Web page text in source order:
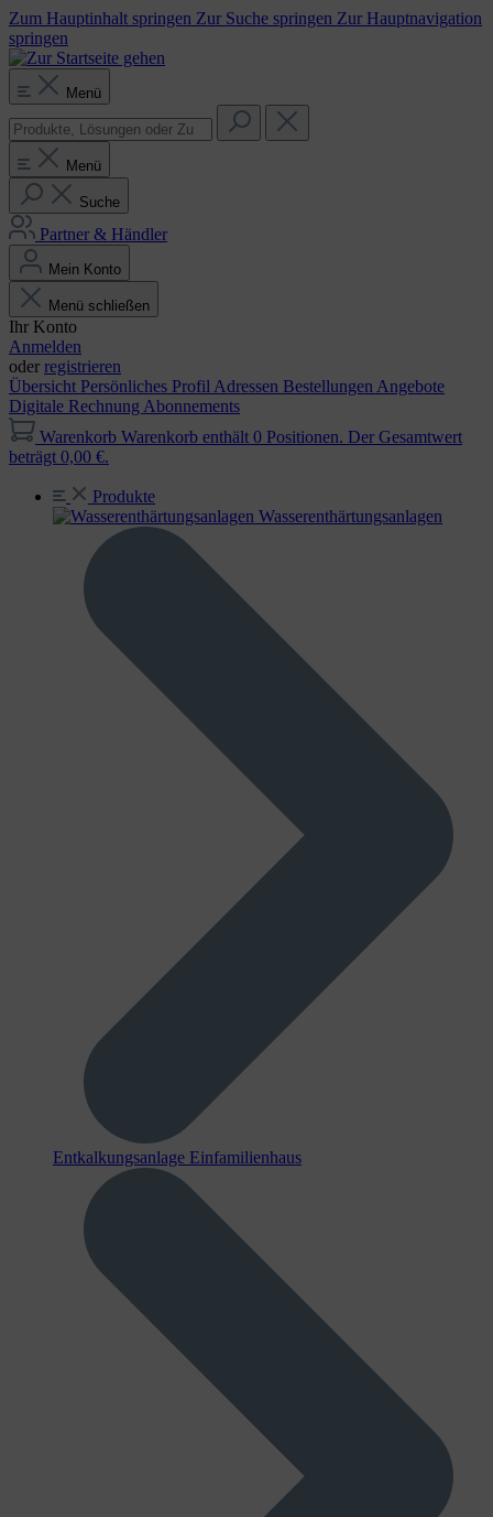
Zum Hauptinhalt springen Zur Suche springen Zur Hauptnavigation
springen
Menü
Menü
Suche
Partner & Händler
Mein Konto
Menü schließen
Ihr Konto
Anmelden
oder registrieren
Übersicht Persönliches Profil Adressen Bestellungen Angebote
Digitale Rechnung Abonnements
Warenkorb Warenkorb enthält 0 Positionen. Der Gesamtwert
beträgt 0,00 €.
Produkte
Wasser­enthärtungs­anlagen
Entkalkungsanlage Einfamilienhaus